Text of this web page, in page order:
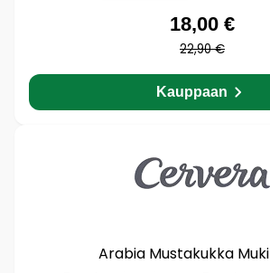
18,00 €
22,90 €
Kauppaan
Arabia Mustakukka